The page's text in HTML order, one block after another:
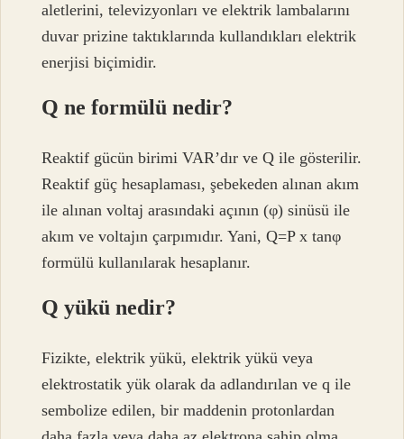
aletlerini, televizyonları ve elektrik lambalarını
duvar prizine taktıklarında kullandıkları elektrik
enerjisi biçimidir.
Q ne formülü nedir?
Reaktif gücün birimi VAR’dır ve Q ile gösterilir.
Reaktif güç hesaplaması, şebekeden alınan akım
ile alınan voltaj arasındaki açının (φ) sinüsü ile
akım ve voltajın çarpımıdır. Yani, Q=P x tanφ
formülü kullanılarak hesaplanır.
Q yükü nedir?
Fizikte, elektrik yükü, elektrik yükü veya
elektrostatik yük olarak da adlandırılan ve q ile
sembolize edilen, bir maddenin protonlardan